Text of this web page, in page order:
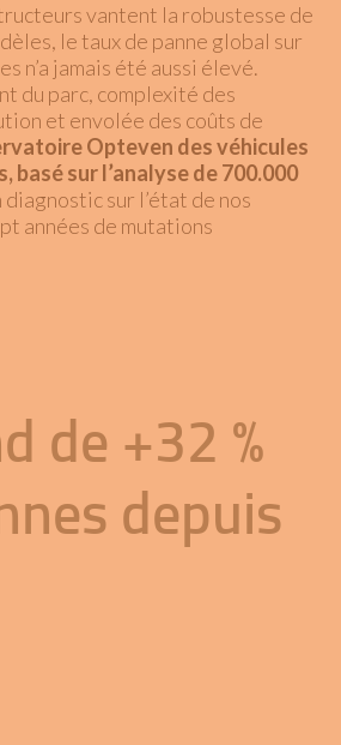
vantent la robustesse de
le taux de panne global sur
n’a jamais été aussi élevé.
du parc, complexité des
et envolée des coûts de
Opteven des véhicules
basé sur l’analyse de 700.000
sur l’état de nos
années de mutations
de +32 %
depuis